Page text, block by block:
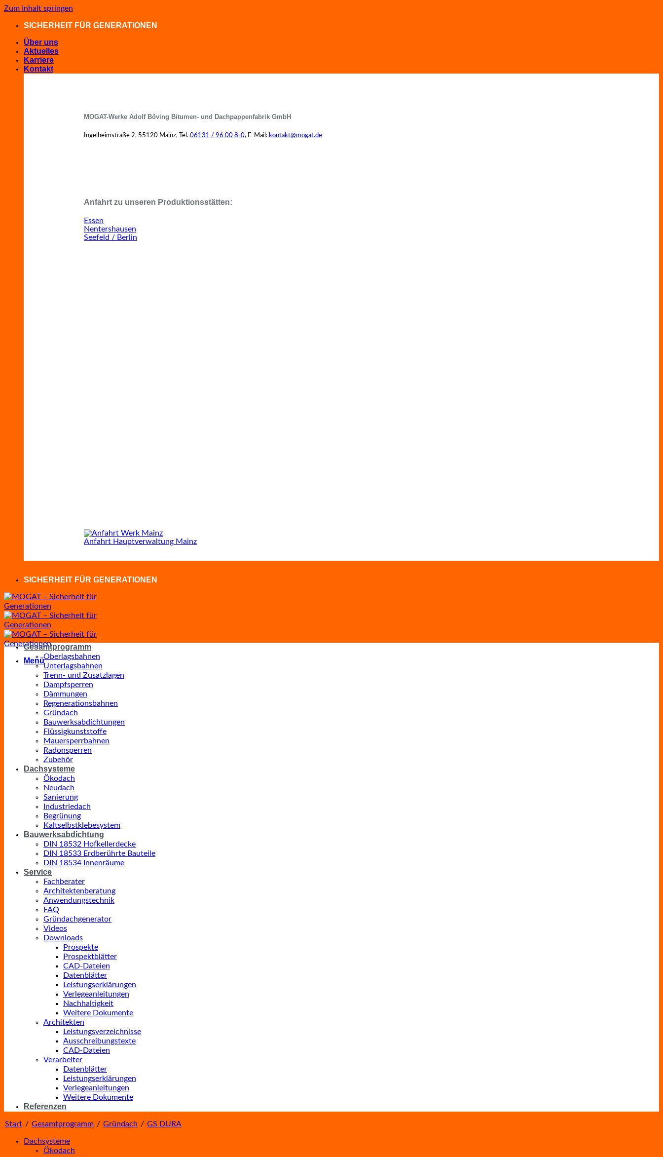
Zum Inhalt springen
SICHERHEIT FÜR GENERATIONEN
Über uns
Aktuelles
Karriere
Kontakt
MOGAT-Werke Adolf Böving Bitumen- und Dachpappenfabrik GmbH
Ingelheimstraße 2, 55120 Mainz, Tel. 06131 / 96 00 8-0, E-Mail: kontakt@mogat.de
Anfahrt zu unseren Produktionsstätten:
Essen
Nentershausen
Seefeld / Berlin
Anfahrt Hauptverwaltung Mainz
SICHERHEIT FÜR GENERATIONEN
Menü
Gesamtprogramm
Oberlagsbahnen
Unterlagsbahnen
Trenn- und Zusatzlagen
Dampfsperren
Dämmungen
Regenerationsbahnen
Gründach
Bauwerksabdichtungen
Flüssigkunststoffe
Mauersperrbahnen
Radonsperren
Zubehör
Dachsysteme
Ökodach
Neudach
Sanierung
Industriedach
Begrünung
Kaltselbstklebesystem
Bauwerksabdichtung
DIN 18532 Hofkellerdecke
DIN 18533 Erdberührte Bauteile
DIN 18534 Innenräume
Service
Fachberater
Architektenberatung
Anwendungstechnik
FAQ
Gründachgenerator
Videos
Downloads
Prospekte
Prospektblätter
CAD-Dateien
Datenblätter
Leistungserklärungen
Verlegeanleitungen
Nachhaltigkeit
Weitere Dokumente
Architekten
Leistungsverzeichnisse
Ausschreibungstexte
CAD-Dateien
Verarbeiter
Datenblätter
Leistungserklärungen
Verlegeanleitungen
Weitere Dokumente
Referenzen
Start / Gesamtprogramm / Gründach / GS DURA
Dachsysteme
Ökodach